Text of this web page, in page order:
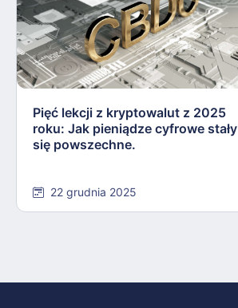
Pięć lekcji z kryptowalut z 2025
roku: Jak pieniądze cyfrowe stały
się powszechne.
22 grudnia 2025